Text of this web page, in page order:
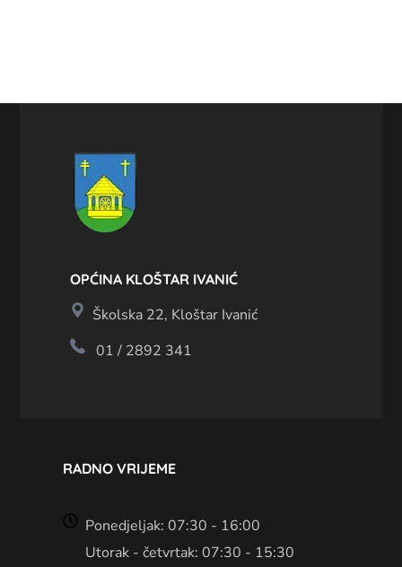
OPĆINA KLOŠTAR IVANIĆ
Školska 22, Kloštar Ivanić
01 / 2892 341
RADNO VRIJEME
Ponedjeljak: 07:30 - 16:00
Utorak - četvrtak: 07:30 - 15:30